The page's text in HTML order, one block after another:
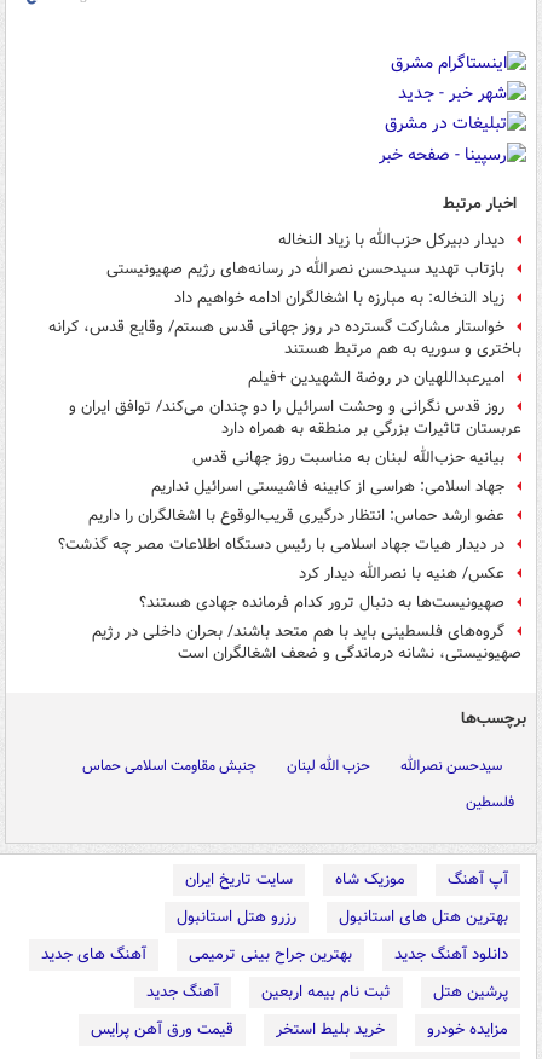
اخبار مرتبط
دیدار دبیرکل حزب‌الله با زیاد النخاله
بازتاب تهدید سیدحسن نصرالله در رسانه‌های رژیم صهیونیستی
زیاد النخاله: به مبارزه با اشغالگران ادامه خواهیم داد
خواستار مشارکت گسترده در روز جهانی قدس هستم/ وقایع قدس، کرانه
باختری و سوریه به هم مرتبط هستند
امیرعبداللهیان در روضة الشهیدین +فیلم
روز قدس نگرانی و وحشت اسرائیل را دو چندان می‌کند/ توافق ایران و
عربستان تاثیرات بزرگی بر منطقه به همراه دارد
بیانیه حزب‌الله لبنان به مناسبت روز جهانی قدس
جهاد اسلامی: هراسی از کابینه فاشیستی اسرائیل نداریم
عضو ارشد حماس: انتظار درگیری قریب‌الوقوع با اشغالگران را داریم
در دیدار هیات جهاد اسلامی با رئیس دستگاه اطلاعات مصر چه گذشت؟
عکس/ هنیه با نصرالله دیدار کرد
صهیونیست‌ها به دنبال ترور کدام فرمانده جهادی هستند؟
گروه‌های فلسطینی باید با هم متحد باشند/ بحران داخلی در رژیم
صهیونیستی، نشانه درماندگی و ضعف اشغالگران است
برچسب‌ها
سیدحسن نصرالله حزب الله لبنان
جنبش مقاومت اسلامی حماس
فلسطین
آپ آهنگ موزیک شاه
سایت تاریخ ایران
بهترین هتل های استانبول
رزرو هتل استانبول
دانلود آهنگ جدید
بهترین جراح بینی ترمیمی
آهنگ های جدید
پرشین هتل
ثبت نام بیمه اربعین
آهنگ جدید
مزایده خودرو
خرید بلیط استخر
قیمت ورق آهن پرایس